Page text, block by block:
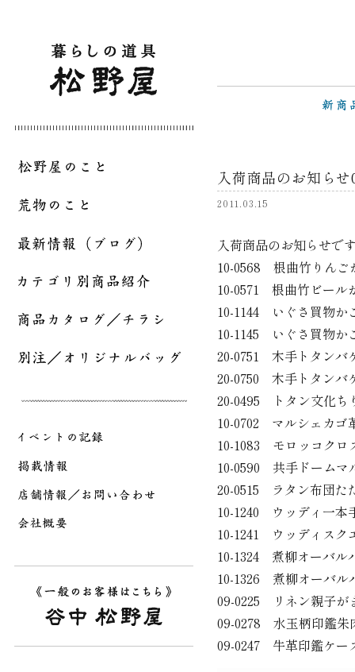
入荷商品のお知らせ
2011.03.15
入荷商品のお知らせで
10-0568 根曲竹りん
10-0571 根曲竹ビー
10-1144 いぐさ買物
10-1145 いぐさ買物
20-0751 木手トタン
20-0750 木手トタン
20-0495 トタン文化
10-0702 マルシェカ
10-1083 モロッコク
10-0590 共手ドーム
20-0515 ラタン布団
10-1240 ウッディ一
10-1241 ウッディス
10-1324 煮柳オーバ
10-1326 煮柳オーバ
09-0225 リネン親子
09-0278 水玉柄印鑑
09-0247 牛革印鑑ケ